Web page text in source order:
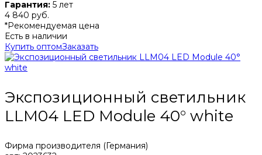
Гарантия: 5 лет
4 840 руб.
*Рекомендуемая цена
Есть в наличии
Купить оптомЗаказать
Экспозиционный светильник
LLM04 LED Module 40° white
Фирма производителя (Германия)